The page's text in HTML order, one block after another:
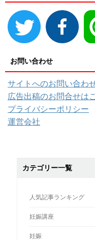
お問い合わせ
サイトへのお問い合わ
広告出稿のお問合せは
プライバシーポリシー
運営会社
カテゴリー一覧
人気記事ランキング
妊娠講座
妊娠